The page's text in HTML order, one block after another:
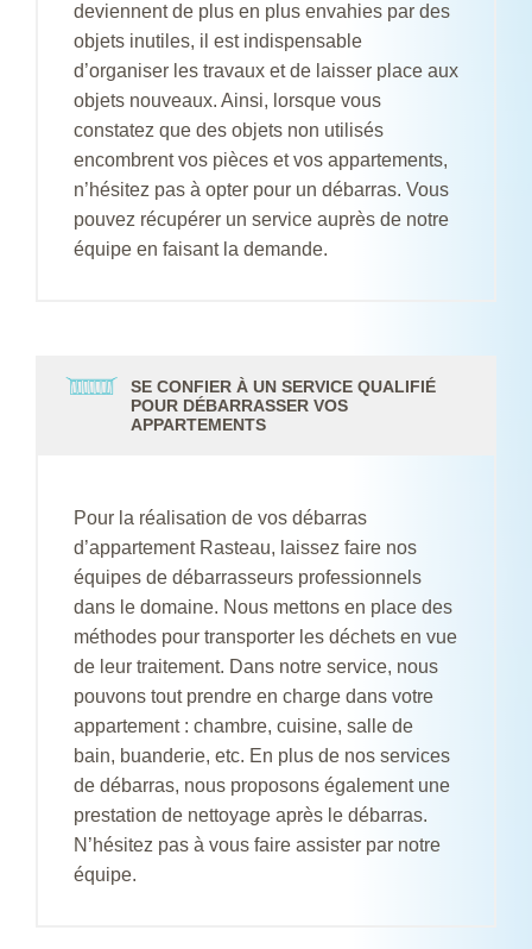
deviennent de plus en plus envahies par des
objets inutiles, il est indispensable
d’organiser les travaux et de laisser place aux
objets nouveaux. Ainsi, lorsque vous
constatez que des objets non utilisés
encombrent vos pièces et vos appartements,
n’hésitez pas à opter pour un débarras. Vous
pouvez récupérer un service auprès de notre
équipe en faisant la demande.
SE CONFIER À UN SERVICE QUALIFIÉ
POUR DÉBARRASSER VOS
APPARTEMENTS
Pour la réalisation de vos débarras
d’appartement Rasteau, laissez faire nos
équipes de débarrasseurs professionnels
dans le domaine. Nous mettons en place des
méthodes pour transporter les déchets en vue
de leur traitement. Dans notre service, nous
pouvons tout prendre en charge dans votre
appartement : chambre, cuisine, salle de
bain, buanderie, etc. En plus de nos services
de débarras, nous proposons également une
prestation de nettoyage après le débarras.
N’hésitez pas à vous faire assister par notre
équipe.